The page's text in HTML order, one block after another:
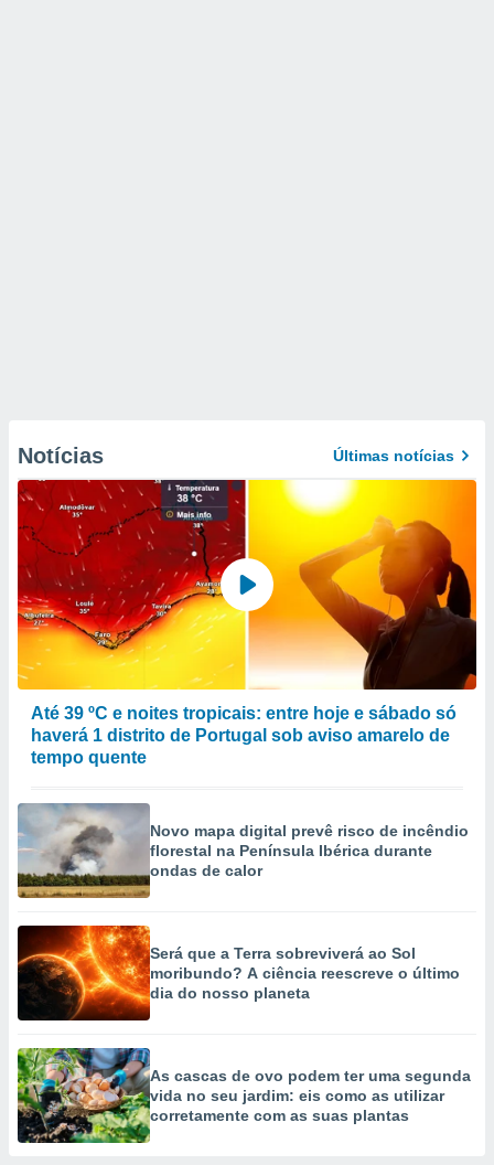
Notícias Últimas notícias
Até 39 ºC e noites tropicais: entre hoje e sábado só
haverá 1 distrito de Portugal sob aviso amarelo de
tempo quente
Novo mapa digital prevê risco de incêndio
florestal na Península Ibérica durante
ondas de calor
Será que a Terra sobreviverá ao Sol
moribundo? A ciência reescreve o último
dia do nosso planeta
As cascas de ovo podem ter uma segunda
vida no seu jardim: eis como as utilizar
corretamente com as suas plantas